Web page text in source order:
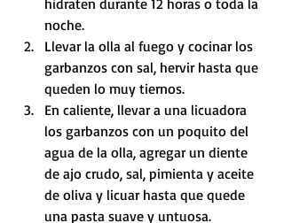
noche.
Llevar la olla al fuego y cocinar los
garbanzos con sal, hervir hasta que
queden lo muy tiernos.
En caliente, llevar a una licuadora
los garbanzos con un poquito del
agua de la olla, agregar un diente
de ajo crudo, sal, pimienta y aceite
de oliva y licuar hasta que quede
una pasta suave y untuosa.